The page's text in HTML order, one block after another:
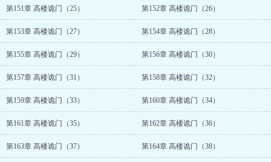
第151章 高楼诡门（25） 第152章 高楼诡门（26）
第153章 高楼诡门（27） 第154章 高楼诡门（28）
第155章 高楼诡门（29） 第156章 高楼诡门（30）
第157章 高楼诡门（31） 第158章 高楼诡门（32）
第159章 高楼诡门（33） 第160章 高楼诡门（34）
第161章 高楼诡门（35） 第162章 高楼诡门（36）
第163章 高楼诡门（37） 第164章 高楼诡门（38）